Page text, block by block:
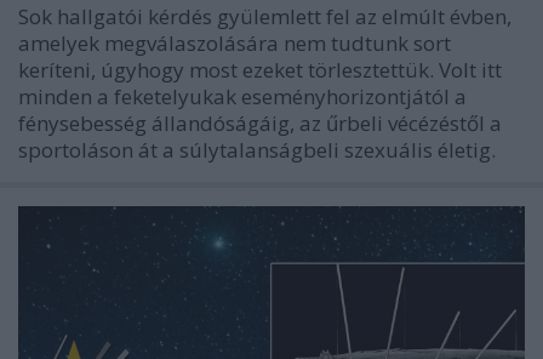
Sok hallgatói kérdés gyülemlett fel az elmúlt évben,
amelyek megválaszolására nem tudtunk sort
keríteni, úgyhogy most ezeket törlesztettük. Volt itt
minden a feketelyukak eseményhorizontjától a
fénysebesség állandóságáig, az űrbeli vécézéstől a
sportoláson át a súlytalanságbeli szexuális életig.